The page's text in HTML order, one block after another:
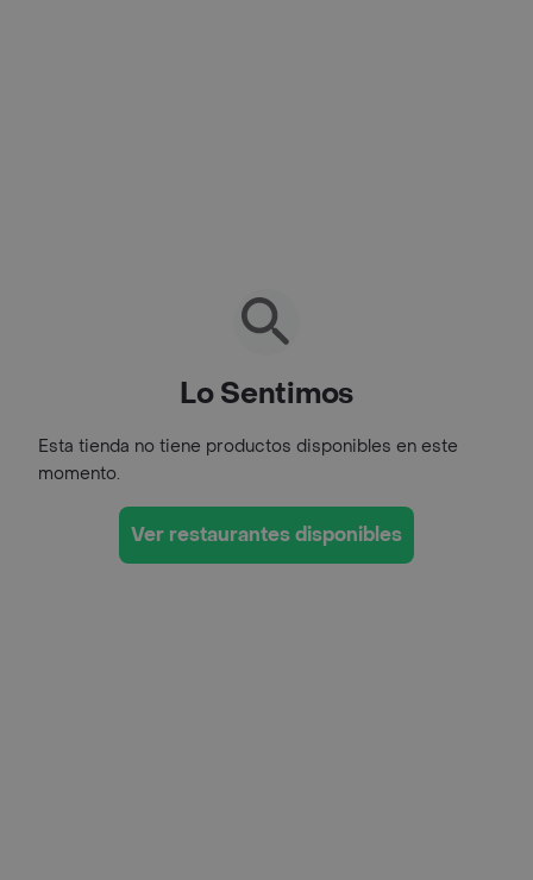
Lo Sentimos
Esta tienda no tiene productos disponibles en este
momento.
Ver restaurantes disponibles